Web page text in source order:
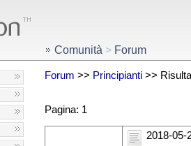
Comunità > Forum
Forum >> Principianti>>
Pagina: 1
2018-05-